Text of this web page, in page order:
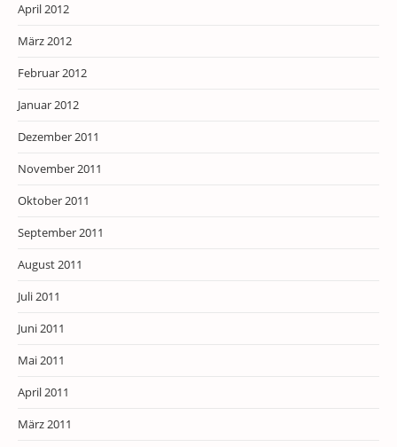
April 2012
März 2012
Februar 2012
Januar 2012
Dezember 2011
November 2011
Oktober 2011
September 2011
August 2011
Juli 2011
Juni 2011
Mai 2011
April 2011
März 2011